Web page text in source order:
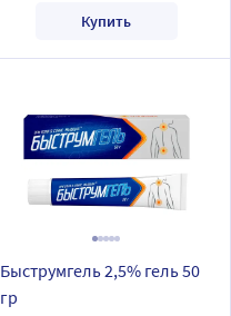
Купить
Быструмгель 2,5% гель 50
гр